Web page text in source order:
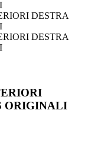
ORIGINALI